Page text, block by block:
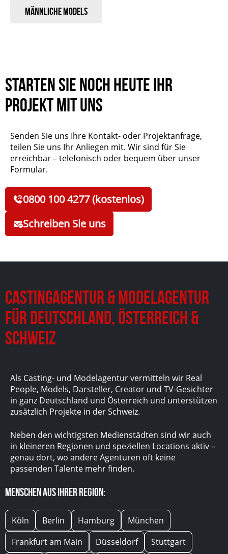
Männliche Models
Starten Sie noch heute Ihr
Projekt mit uns
Senden Sie uns Ihre Kontakt- oder Projektanfrage,
teilen Sie uns Ihr Anliegen mit. Wir sind für Sie
erreichbar – telefonisch oder bequem über unser
Formular.
0800 100 4277 (kostenlos)
Schreiben Sie uns
Castingagentur & Modelagentur
für Deutschland, Österreich &
Schweiz
Als Casting- und Modelagentur vermitteln wir Real
People, Models, Darsteller, Creator und TV-Gesichter
in ganz Deutschland und Österreich und unterstützen
zusätzlich Projekte in der Schweiz.
Neben den wichtigsten Medienstädten sind wir auch
in kleineren Regionen und speziellen Locations aktiv –
genau dort, wo andere Agenturen oft keine
passenden Talente mehr finden.
Menschen aus Ihrer Region:
Köln Berlin Hamburg
München
Frankfurt am Main
Düsseldorf
Stuttgart